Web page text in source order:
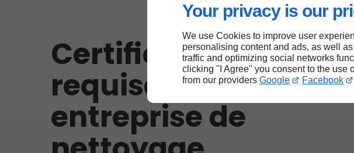
Your privacy is our
We use Cookies to improve user
personalising content and ads, as well
traffic and optimizing social networks
clicking "I Agree" you consent to the use
from our providers Google Facebook
Certifications
requise pour une
entreprise de